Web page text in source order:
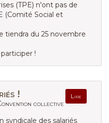
(TPE) n'ont pas de
(Comité Social et
tiendra du 25 novembre
!
! Lire
collective
syndicale des salariés